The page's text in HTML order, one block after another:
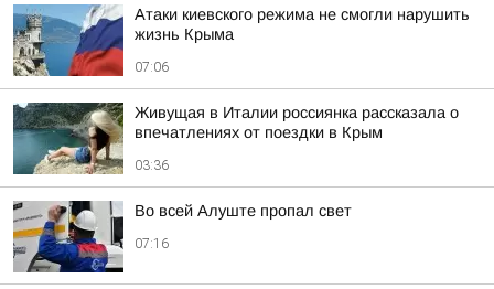
Атаки киевского режима не смогли нарушить
жизнь Крыма
07:06
Живущая в Италии россиянка рассказала о
впечатлениях от поездки в Крым
03:36
Во всей Алуште пропал свет
07:16